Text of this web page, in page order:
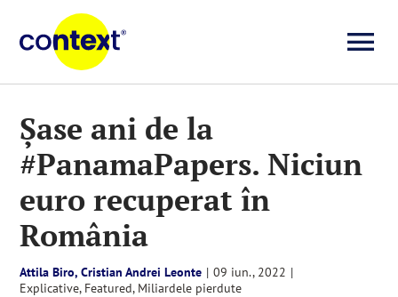
content
Știri
Explicative
Seriale
Șase ani de la
#PanamaPapers. Niciun
euro recuperat în
România
Attila Biro, Cristian Andrei Leonte | 09 iun., 2022 |
Explicative, Featured, Miliardele pierdute